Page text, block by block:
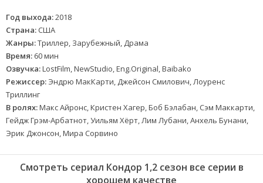
Год выхода:2018
Страна: США
Жанры:Триллер, Зарубежный, Драма
Время: 60 мин
Озвучка:LostFilm, NewStudio, Eng.Original, Baibako
Режиссер: Эндрю МакКарти, Джейсон Смилович, Лоуренс
Триллинг
В ролях:Макс Айронс, Кристен Хагер, Боб Бэлабан, Сэм Маккарти,
Гейдж Грэм-Арбатнот, Уильям Хёрт, Лим Лубани, Анхель Бунани,
Эрик Джонсон, Мира Сорвино
Смотреть сериал Кондор 1,2 сезон все серии в
хорошем качестве